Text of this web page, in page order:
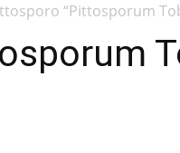
“Pittosporum